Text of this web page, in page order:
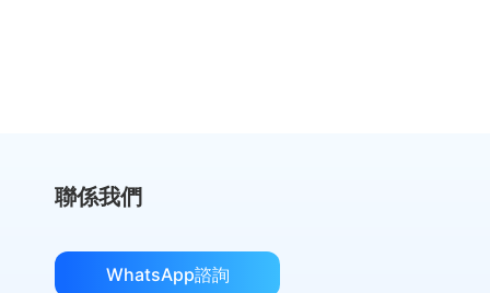
聯係我們
WhatsApp諮詢